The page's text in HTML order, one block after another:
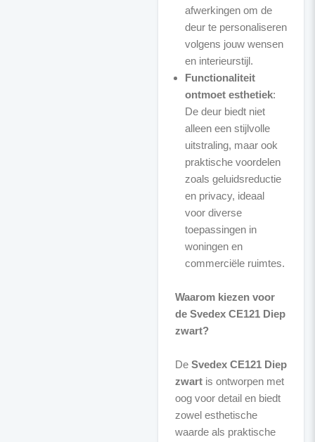
afwerkingen om de
deur te personaliseren
volgens jouw wensen
en interieurstijl.
Functionaliteit
ontmoet esthetiek:
De deur biedt niet
alleen een stijlvolle
uitstraling, maar ook
praktische voordelen
zoals geluidsreductie
en privacy, ideaal
voor diverse
toepassingen in
woningen en
commerciële ruimtes.
Waarom kiezen voor
de Svedex CE121 Diep
zwart?
De Svedex CE121 Diep
zwartis ontworpen met
oog voor detail en biedt
zowel esthetische
waarde als praktische